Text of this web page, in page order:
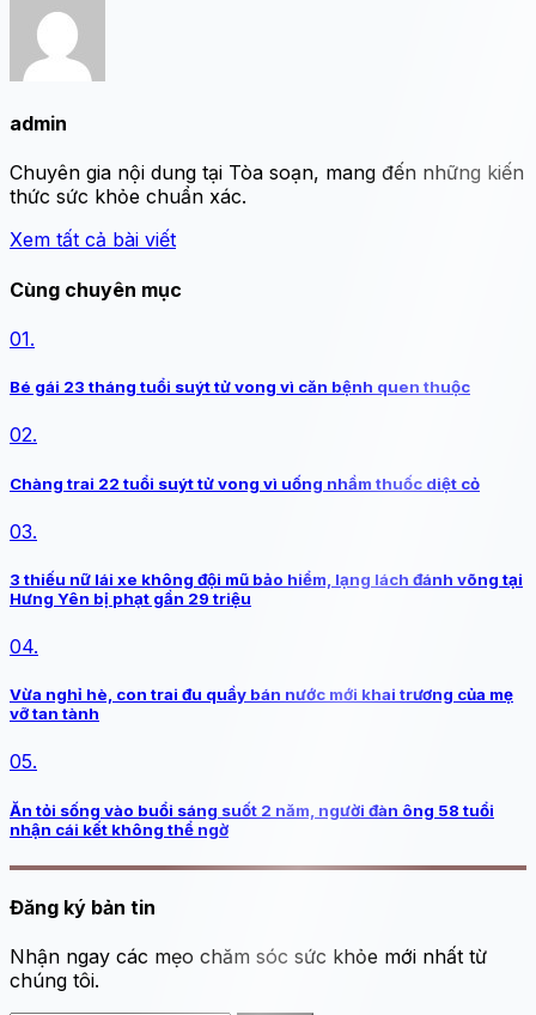
admin
Chuyên gia nội dung tại Tòa soạn, mang đến những kiến
thức sức khỏe chuẩn xác.
Xem tất cả bài viết
Cùng chuyên mục
01.
Bé gái 23 tháng tuổi suýt tử vong vì căn bệnh quen thuộc
02.
Chàng trai 22 tuổi suýt tử vong vì uống nhầm thuốc diệt cỏ
03.
3 thiếu nữ lái xe không đội mũ bảo hiểm, lạng lách đánh võng tại
Hưng Yên bị phạt gần 29 triệu
04.
Vừa nghỉ hè, con trai đu quầy bán nước mới khai trương của mẹ
vỡ tan tành
05.
Ăn tỏi sống vào buổi sáng suốt 2 năm, người đàn ông 58 tuổi
nhận cái kết không thể ngờ
Đăng ký bản tin
Nhận ngay các mẹo chăm sóc sức khỏe mới nhất từ
chúng tôi.